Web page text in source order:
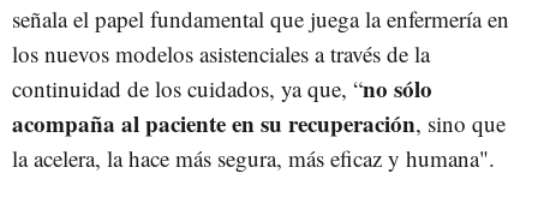
señala el papel fundamental que juega la enfermería en
los nuevos modelos asistenciales a través de la
continuidad de los cuidados, ya que, “no sólo
acompaña al paciente en su recuperación, sino que
la acelera, la hace más segura, más eficaz y humana".